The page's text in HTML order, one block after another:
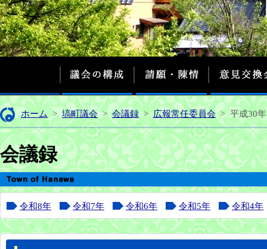
議会の構成 請願・陳情
ホーム > 塙町議会 > 会議録 > 広報常任委員会 > 平成30年
会議録
令和8年 令和7年 令和6年 令和5年 令和4年